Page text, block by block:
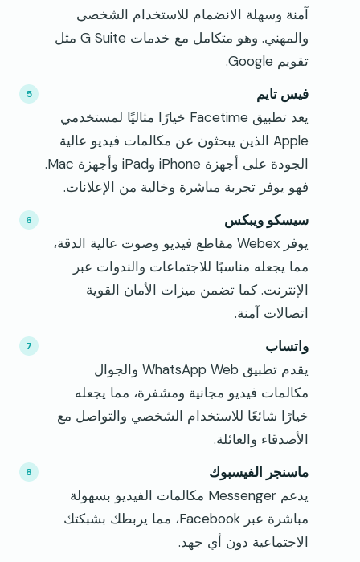
آمنة وسهلة الانضمام للاستخدام الشخصي
والمهني. وهو متكامل مع خدمات G Suite مثل
تقويم Google.
فيس تايم
يعد تطبيق Facetime خيارًا مثاليًا لمستخدمي
Apple الذين يبحثون عن مكالمات فيديو عالية
الجودة على أجهزة iPhone وiPad وأجهزة Mac.
فهو يوفر تجربة مباشرة وخالية من الإعلانات.
سيسكو ويبكس
يوفر Webex مقاطع فيديو وصوت عالية الدقة،
مما يجعله مناسبًا للاجتماعات والندوات عبر
الإنترنت. كما تضمن ميزات الأمان القوية
اتصالات آمنة.
واتساب
يقدم تطبيق WhatsApp Web والجوال
مكالمات فيديو مجانية ومشفرة، مما يجعله
خيارًا شائعًا للاستخدام الشخصي والتواصل مع
الأصدقاء والعائلة.
ماسنجر الفيسبوك
يدعم Messenger مكالمات الفيديو بسهولة
مباشرة عبر Facebook، مما يربطك بشبكتك
الاجتماعية دون أي جهد.